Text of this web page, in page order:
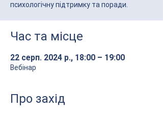
психологічну підтримку та поради.
Час та місце
22 серп. 2024 р., 18:00 – 19:00
Вебінар
Про захід